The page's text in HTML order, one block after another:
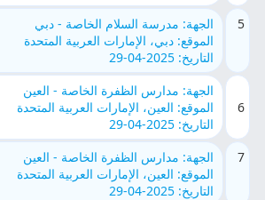
5
الجهة: مدرسة السلام الخاصة - دبي
الموقع: دبي، الإمارات العربية المتحدة
التاريخ: 2025-04-29
6
الجهة: مدارس الظفرة الخاصة - العين
الموقع: العين، الإمارات العربية المتحدة
التاريخ: 2025-04-29
7
الجهة: مدارس الظفرة الخاصة - العين
الموقع: العين، الإمارات العربية المتحدة
التاريخ: 2025-04-29